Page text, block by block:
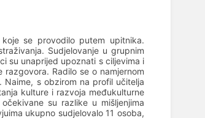
se provodilo putem upitnika.
Sudjelovanje u grupnim
su unaprijed upoznati s ciljevima i
Radilo se o namjernom
s obzirom na profil učitelja
kulture i razvoja međukulturne
su razlike u mišljenjima
ukupno sudjelovalo 11 osoba,